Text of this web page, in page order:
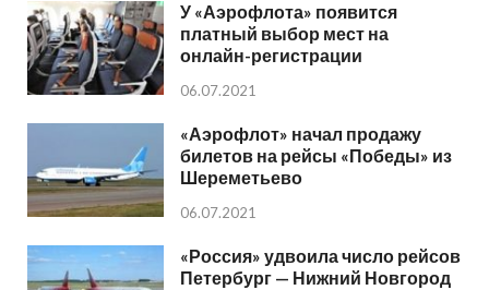
У «Аэрофлота» появится
платный выбор мест на
онлайн-регистрации
06.07.2021
«Аэрофлот» начал продажу
билетов на рейсы «Победы» из
Шереметьево
06.07.2021
«Россия» удвоила число рейсов
Петербург — Нижний Новгород